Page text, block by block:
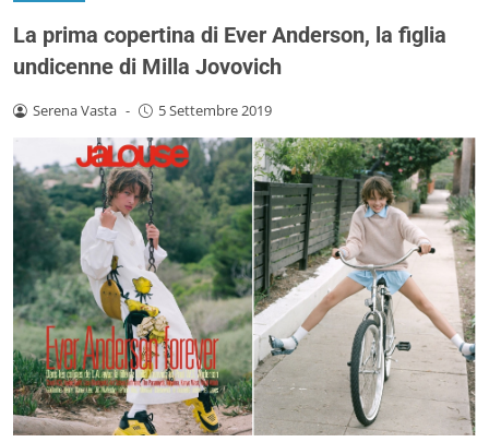
La prima copertina di Ever Anderson, la figlia
undicenne di Milla Jovovich
Serena Vasta - 5 Settembre 2019